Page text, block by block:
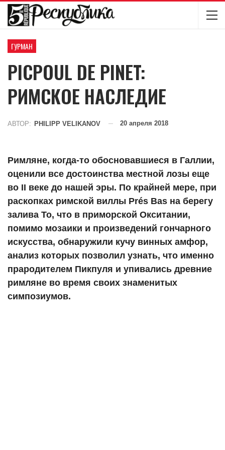
ГУРМАН
PICPOUL DE PINET:
РИМСКОЕ НАСЛЕДИЕ
АВТОР: PHILIPP VELIKANOV 20 апреля 2018
Римляне, когда-то обосновавшиеся в Галлии,
оценили все достоинства местной лозы еще
во II веке до нашей эры. По крайней мере, при
раскопках римской виллы Prés Bas на берегу
залива То, что в приморской Окситании,
помимо мозаики и произведений гончарного
искусства, обнаружили кучу винных амфор,
анализ которых позволил узнать, что именно
прародителем Пикпуля и упивались древние
римляне во время своих знаменитых
симпозиумов.